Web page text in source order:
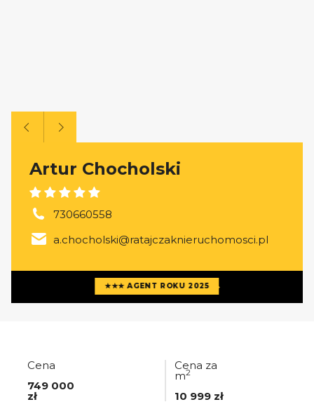
★★★ AGENT ROKU 2025
Artur Chocholski
730660558
a.chocholski@ratajczaknieruchomosci.pl
Więcej ofertagenta
Cena
749 000
zł
Cena za
m2
10 999 zł